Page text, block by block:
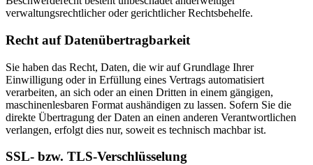
verwaltungsrechtlicher oder gerichtlicher Rechtsbehelfe.
Recht auf Datenübertragbarkeit
Sie haben das Recht, Daten, die wir auf Grundlage Ihrer
Einwilligung oder in Erfüllung eines Vertrags automatisiert
verarbeiten, an sich oder an einen Dritten in einem gängigen,
maschinenlesbaren Format aushändigen zu lassen. Sofern Sie die
direkte Übertragung der Daten an einen anderen Verantwortlichen
verlangen, erfolgt dies nur, soweit es technisch machbar ist.
SSL- bzw. TLS-Verschlüsselung